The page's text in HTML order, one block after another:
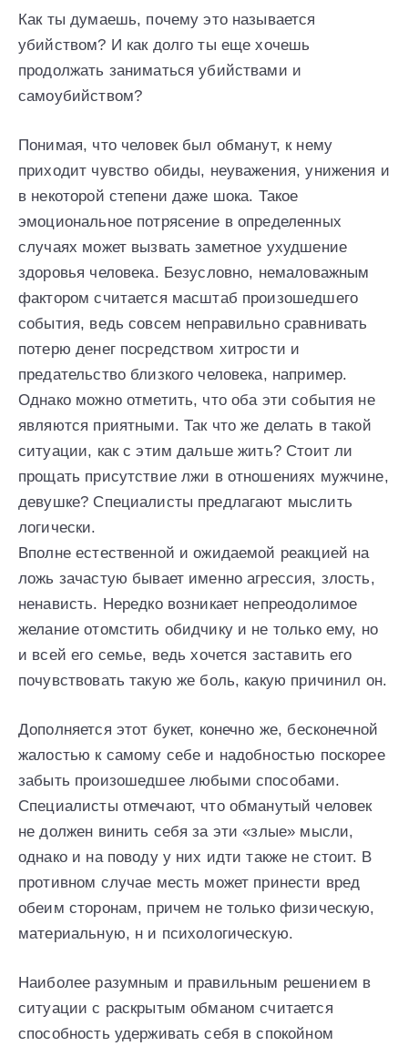
Как ты думаешь, почему это называется
убийством? И как долго ты еще хочешь
продолжать заниматься убийствами и
самоубийством?
Понимая, что человек был обманут, к нему
приходит чувство обиды, неуважения, унижения и
в некоторой степени даже шока. Такое
эмоциональное потрясение в определенных
случаях может вызвать заметное ухудшение
здоровья человека. Безусловно, немаловажным
фактором считается масштаб произошедшего
события, ведь совсем неправильно сравнивать
потерю денег посредством хитрости и
предательство близкого человека, например.
Однако можно отметить, что оба эти события не
являются приятными. Так что же делать в такой
ситуации, как с этим дальше жить? Стоит ли
прощать присутствие лжи в отношениях мужчине,
девушке? Специалисты предлагают мыслить
логически.
Вполне естественной и ожидаемой реакцией на
ложь зачастую бывает именно агрессия, злость,
ненависть. Нередко возникает непреодолимое
желание отомстить обидчику и не только ему, но
и всей его семье, ведь хочется заставить его
почувствовать такую же боль, какую причинил он.
Дополняется этот букет, конечно же, бесконечной
жалостью к самому себе и надобностью поскорее
забыть произошедшее любыми способами.
Специалисты отмечают, что обманутый человек
не должен винить себя за эти «злые» мысли,
однако и на поводу у них идти также не стоит. В
противном случае месть может принести вред
обеим сторонам, причем не только физическую,
материальную, н и психологическую.
Наиболее разумным и правильным решением в
ситуации с раскрытым обманом считается
способность удерживать себя в спокойном